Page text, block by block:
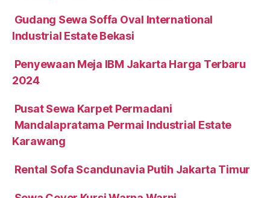
Gudang Sewa Soffa Oval International
Industrial Estate Bekasi
Penyewaan Meja IBM Jakarta Harga Terbaru
2024
Pusat Sewa Karpet Permadani
Mandalapratama Permai Industrial Estate
Karawang
Rental Sofa Scandunavia Putih Jakarta Timur